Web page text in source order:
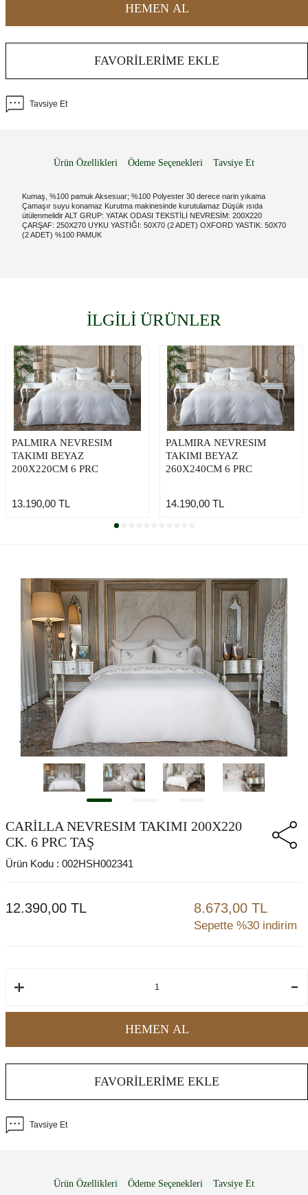
HEMEN AL
FAVORILERIME EKLE
Tavsiye Et
Ürün Özellikleri Ödeme Seçenekleri Tavsiye Et
Kumaş, %100 pamuk Aksesuar; %100 Polyester 30 derece narin yıkama
Çamaşır suyu konamaz Kurutma makinesinde kurutulamaz Düşük ısıda
ütülenmelidir ALT GRUP: YATAK ODASI TEKSTİLİ NEVRESİM: 200X220
ÇARŞAF: 250X270 UYKU YASTIĞI: 50X70 (2 ADET) OXFORD YASTIK: 50X70
(2 ADET) %100 PAMUK
İLGİLİ ÜRÜNLER
PALMIRA NEVRESIM
TAKIMI BEYAZ
200X220CM 6 PRC
13.190,00 TL
PALMIRA NEVRESIM
TAKIMI BEYAZ
260X240CM 6 PRC
14.190,00TL
CARİLLA NEVRESIM TAKIMI 200X220
CK. 6 PRC TAŞ
Ürün Kodu : 002HSH002341
12.390,00 TL 8.673,00 TL
Sepette %30 indirim
HEMEN AL
FAVORILERIME EKLE
Tavsiye Et
Ürün Özellikleri Ödeme Seçenekleri Tavsiye Et